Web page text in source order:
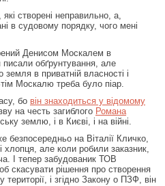
які створені неправильно, а,
в судовому порядку, чого мені
Денисом Москалем в
обґрунтування, але
в приватній власності і
Москалю треба було піар.
бо він знаходиться у відомому
на честь загиблого Романа
землю, і в Києві, і на війні.
безпосередньо на Віталії Кличко,
хлопця, але коли робили заказник,
І тепер забудованик ТОВ
скасувати рішення про створення
території, і згідно Закону о ПЗФ, він